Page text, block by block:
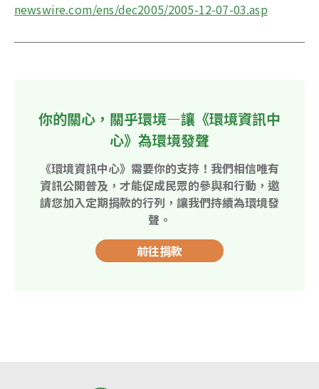
newswire.com/ens/dec2005/2005-12-07-03.asp
你的關心，關乎環境—讓《環境資訊中
心》為環境發聲
《環境資訊中心》需要你的支持！我們相信唯有
資訊公開普及，才能促成民眾的參與和行動，邀
請您加入定期捐款的行列，讓我們持續為環境發
聲。
前往捐款